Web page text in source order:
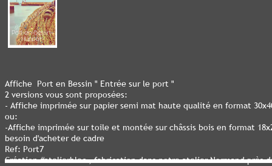
Affiche Port en Bessin " Entrée sur le port "
2 versions vous sont proposées:
- Affiche imprimée sur papier semi mat haute qualité en format
ou:
-Affiche imprimée sur toile et montée sur châssis bois en format
besoin d'acheter de cadre
Ref: Port7
Création #atelierblec , fabrication dans notre atelier Normand près